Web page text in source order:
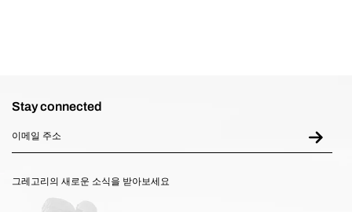
Stay connected
그레고리의 새로운 소식을 받아보세요